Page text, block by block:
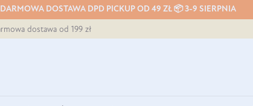
DARMOWA DOSTAWA DPD PICKUP OD 49 ZŁ 📦 3-9 SIERPNIA
dostawa od 199 zł